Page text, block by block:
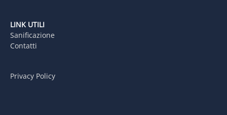
LINK UTILI
Sanificazione
Contatti
Privacy Policy